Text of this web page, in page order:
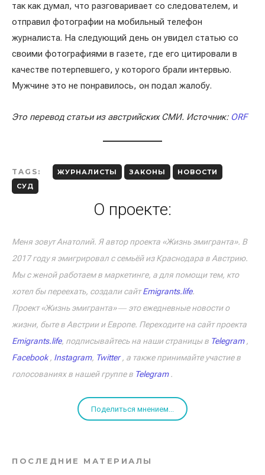
так как думал, что разговаривает со следователем, и
отправил фотографии на мобильный телефон
журналиста. На следующий день он увидел статью со
своими фотографиями в газете, где его цитировали в
качестве потерпевшего, у которого брали интервью.
Мужчине это не понравилось, он подал жалобу.
Это перевод статьи из австрийских СМИ. Источник: ORF
TAGS: ЖУРНАЛИСТЫ ЗАКОНЫ
НОВОСТИ
СУД
О проекте:
Меня зовут Анатолий. Я автор проекта «Жизнь эмигранта». В
2017 году я эмигрировал с семьёй из Краснодара в Австрию.
Мы с женой работаем в маркетинге, а для помощи тем, кто
хотел бы переехать, создали сайтEmigrants.life.
Проект «Жизнь эмигранта» ― это ежедневные новости о
жизни, быте в Австрии и Европе. Переходите на сайт проекта
Emigrants.life, подписывайтесь на наши страницы в Telegram,
Facebook, Instagram, Twitter, а также принимайте участие в
голосованиях в нашей группе в Telegram.
Поделиться мнением...
ПОСЛЕДНИЕ МАТЕРИАЛЫ